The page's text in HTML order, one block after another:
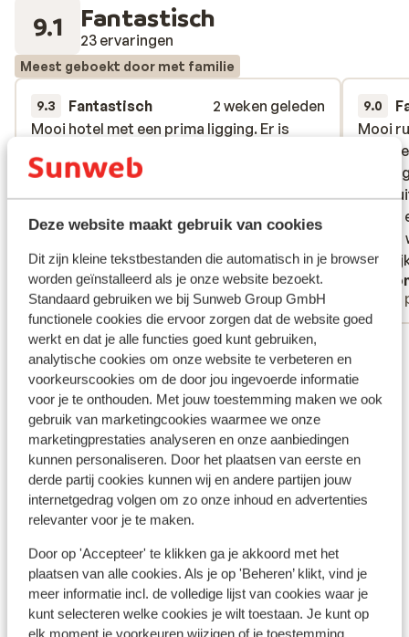
Deze website maakt gebruik van cookies
Dit zijn kleine tekstbestanden die automatisch in je browser
worden geïnstalleerd als je onze website bezoekt.
Standaard gebruiken we bij Sunweb Group GmbH
functionele cookies die ervoor zorgen dat de website goed
werkt en dat je alle functies goed kunt gebruiken,
analytische cookies om onze website te verbeteren en
voorkeurscookies om de door jou ingevoerde informatie
voor je te onthouden. Met jouw toestemming maken we ook
gebruik van marketingcookies waarmee we onze
marketingprestaties analyseren en onze aanbiedingen
kunnen personaliseren. Door het plaatsen van eerste en
derde partij cookies kunnen wij en andere partijen jouw
internetgedrag volgen om zo onze inhoud en advertenties
relevanter voor je te maken.
Door op 'Accepteer' te klikken ga je akkoord met het
plaatsen van alle cookies. Als je op 'Beheren’ klikt, vind je
meer informatie incl. de volledige lijst van cookies waar je
kunt selecteren welke cookies je wilt toestaan. Je kunt op
9.1 Fantastisch
23 ervaringen
Meest geboekt door met familie
9.3 Fantastisch
2 weken geleden
Mooi hotel met een prima ligging. Er is
ruime en mooie kamers, wij hadden zicht
op het meer. Prima welness met een
binnen- en buitenzwembad. Een badjas en
badhanddoek waren beschikbaar op de
kamer. Het hotel beschikt ook over een
strandbar met ligstoelen direct aan het
meer. De hoofdgerechten en desserts
worden mooi gepresenteerd op het bord
en aan tafel geserveerd maar de smaken
vallen wat tegen. Ze waren niet
uitgesproken en kwamen dus niet overeen
met de presentatie. Het ontbijtbuffet is
zeer rijkelijk en gevarieerd. Het personeel
is vriendelijk maar niet op een hartelijke en
naturelle manier.
Mooi hotel met een prima ligging. Er is
ruime en mooie kamers, wij hadden zicht
op het meer. Prima welness met een
binnen- en buitenzwembad. Een badjas en
badhanddoek waren beschikbaar op de
kamer. Het hotel beschik...meer
Sigrid
Met partner
9.0
Mooi
goed
Mooi
goed
Bekijk alle 23 ervaringen
Ligging
Bekijk op kaart
Afstanden
In het centrum